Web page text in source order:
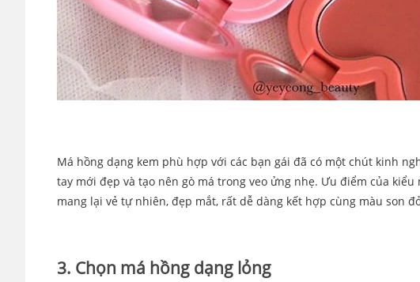
Má hồng dạng kem phù hợp với các bạn gái đã có một chút kinh
tay mới đẹp và tạo nên gò má trong veo ửng nhẹ. Ưu điểm của
mang lại vẻ tự nhiên, đẹp mắt, rất dễ dàng kết hợp cùng màu son
3. Chọn má hồng dạng lỏng